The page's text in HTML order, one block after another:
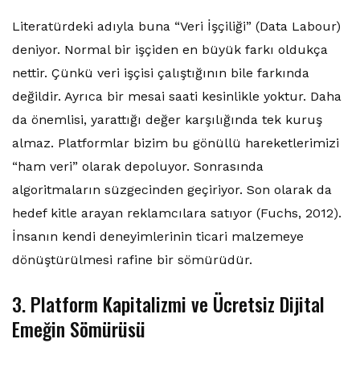
Literatürdeki adıyla buna “Veri İşçiliği” (Data Labour)
deniyor. Normal bir işçiden en büyük farkı oldukça
nettir. Çünkü veri işçisi çalıştığının bile farkında
değildir. Ayrıca bir mesai saati kesinlikle yoktur. Daha
da önemlisi, yarattığı değer karşılığında tek kuruş
almaz. Platformlar bizim bu gönüllü hareketlerimizi
“ham veri” olarak depoluyor. Sonrasında
algoritmaların süzgecinden geçiriyor. Son olarak da
hedef kitle arayan reklamcılara satıyor (Fuchs, 2012).
İnsanın kendi deneyimlerinin ticari malzemeye
dönüştürülmesi rafine bir sömürüdür.
3. Platform Kapitalizmi ve Ücretsiz Dijital
Emeğin Sömürüsü